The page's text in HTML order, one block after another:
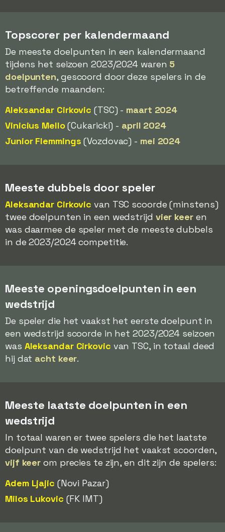
Topscorer per kalendermaand
De meeste doelpunten in een kalendermaand
tijdens het seizoen 2023/2024 waren 5
doelpunten, gescoord door deze spelers in de
betreffende maanden:
Aleksandar Cirkovic (TSC) - maart 2024
Vinicius Mello(Cukaricki) - april 2024
Junior Flemmings (Vozdovac) - mei 2024
Meeste dubbels door speler
Aleksandar Cirkovic van TSC scoorde (minstens)
twee doelpunten in een wedstrijd vier keeren
was daarmee de speler met de meeste dubbels
in de 2023/2024 competitie.
Meeste openingsdoelpunten in een
wedstrijd
De speler die het vaakst het eerste doelpunt in
een wedstrijd scoorde in het 2023/2024 seizoen
was Aleksandar Cirkovic van TSC, in totaal deed
hij dat acht keer.
Meeste laatste doelpunten in een
wedstrijd
In totaal waren er twee spelers die het laatste
doelpunt van de wedstrijd het vaakst scoorden,
vijf keer om precies te zijn, en dit zijn de spelers:
Adem Ljajic (Novi Pazar)
Milos Lukovic (FK IMT)